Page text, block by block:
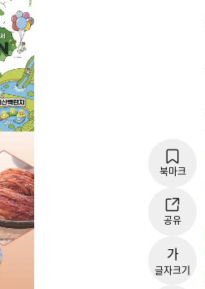
북마크
공유
가
글자크기